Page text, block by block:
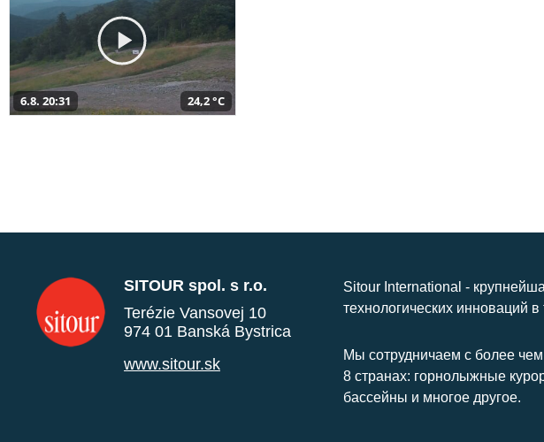
6.8. 20:31 24,2 °C
SITOUR spol. s r.o.
Terézie Vansovej 10
974 01 Banská Bystrica
www.sitour.sk
Sitour International -
технологических инноваций
Мы сотрудничаем с более чем
8 странах: горнолыжные
бассейны и многое другое.